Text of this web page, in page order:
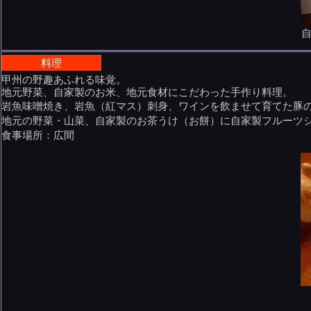
料理
甲州の野趣あふれる味覚。
地元野菜、自家製のお米、地元食材にこだわった手作り料理。
岩魚味噌焼き、岩魚（紅マス）刺身、ワインを飲ませて育てた
地元の野菜・山菜、自家製のお茶うけ（お餅）に自家製フルー
食事場所：広間